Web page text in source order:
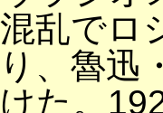
乱でロ
、魯迅
た。